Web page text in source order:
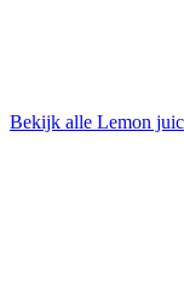
Bekijk alle Lemon